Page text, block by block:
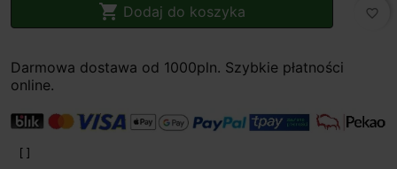
 Dodaj do koszyka favorite_border
Darmowa dostawa od 1000pln. Szybkie płatności
online.